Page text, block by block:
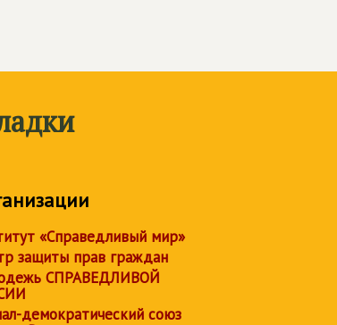
«Справедливый мир»
защиты прав граждан
СПРАВЕДЛИВОЙ
демократический союз